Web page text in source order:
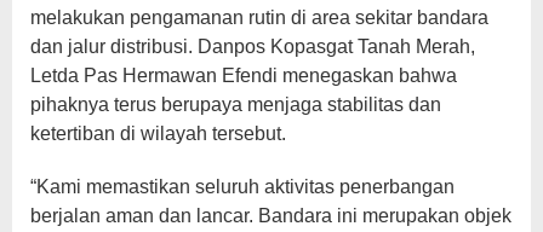
melakukan pengamanan rutin di area sekitar bandara
dan jalur distribusi. Danpos Kopasgat Tanah Merah,
Letda Pas Hermawan Efendi menegaskan bahwa
pihaknya terus berupaya menjaga stabilitas dan
ketertiban di wilayah tersebut.
“Kami memastikan seluruh aktivitas penerbangan
berjalan aman dan lancar. Bandara ini merupakan objek